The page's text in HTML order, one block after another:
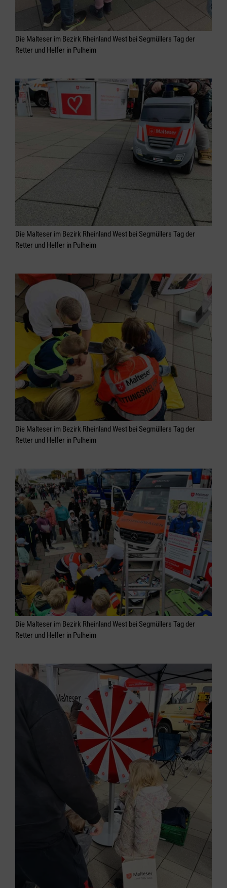
Die Malteser im Bezirk Rheinland West bei Segmüllers Tag der
Retter und Helfer in Pulheim
Die Malteser im Bezirk Rheinland West bei Segmüllers Tag der
Retter und Helfer in Pulheim
Die Malteser im Bezirk Rheinland West bei Segmüllers Tag der
Retter und Helfer in Pulheim
Die Malteser im Bezirk Rheinland West bei Segmüllers Tag der
Retter und Helfer in Pulheim